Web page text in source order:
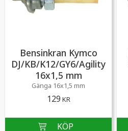
Bensinkran Kymco
DJ/KB/K12/GY6/Agility
16x1,5 mm
Gänga 16x1,5 mm
129 KR